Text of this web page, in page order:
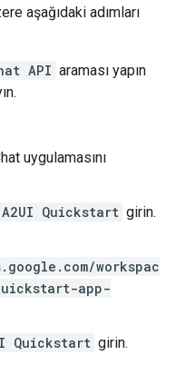
aşağıdaki adımları
API araması yapın
uygulamasını
A2UI Quickstart girin.
workspac
app-
Quickstart girin.